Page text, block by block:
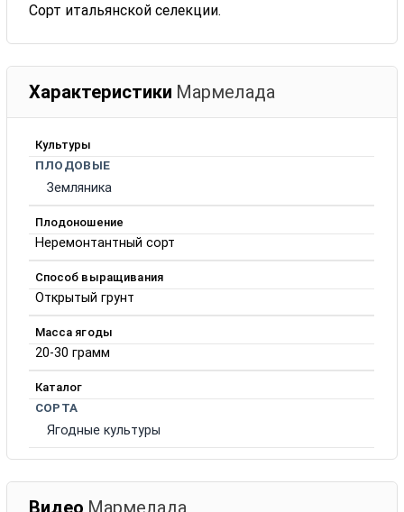
Сорт итальянской селекции.
Характеристики Мармелада
Культуры
ПЛОДОВЫЕ
Земляника
Плодоношение
Неремонтантный сорт
Способ выращивания
Открытый грунт
Масса ягоды
20-30 грамм
Каталог
СОРТА
Ягодные культуры
Видео Мармелада